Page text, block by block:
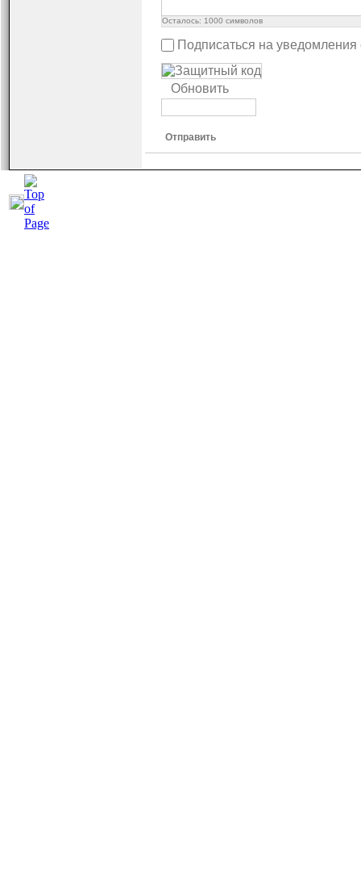
Осталось: 1000 символов
Подписаться на
Обновить
Отправить